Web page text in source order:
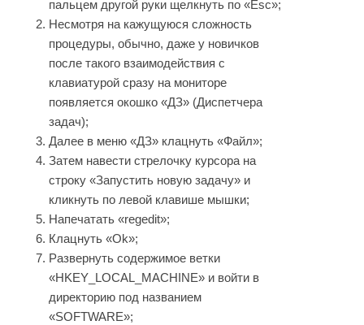
пальцем другой руки щелкнуть по «Esc»;
Несмотря на кажущуюся сложность
процедуры, обычно, даже у новичков
после такого взаимодействия с
клавиатурой сразу на мониторе
появляется окошко «ДЗ» (Диспетчера
задач);
Далее в меню «ДЗ» клацнуть «Файл»;
Затем навести стрелочку курсора на
строку «Запустить новую задачу» и
кликнуть по левой клавише мышки;
Напечатать «regedit»;
Клацнуть «Ok»;
Развернуть содержимое ветки
«HKEY_LOCAL_MACHINE» и войти в
директорию под названием
«SOFTWARE»;